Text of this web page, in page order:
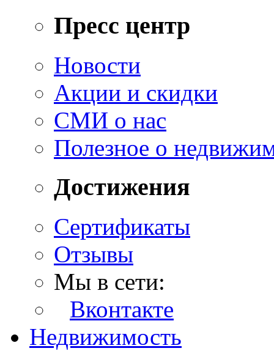
Пресс центр
Новости
Акции и скидки
СМИ о нас
Полезное о
Достижения
Сертификаты
Отзывы
Мы в сети:
Вконтакте
Недвижимость